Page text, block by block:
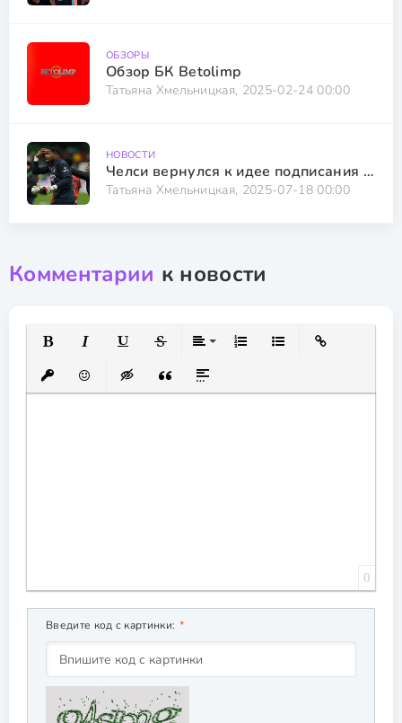
ОБЗОРЫ
Обзор БК Betolimp
Татьяна Хмельницкая, 2025-02-24 00:00
НОВОСТИ
Челси вернулся к идее подписания звездного голкипера
Татьяна Хмельницкая, 2025-07-18 00:00
Комментарии к новости
Полужирный Подчеркнутый
ЗачеркнутыйВыравнивание
Вставить защищенную ссылку
Вставить смайлик
Вставка скрытого текста
Вставка цитаты
Вставка спойлера
0
Введите код с картинки: